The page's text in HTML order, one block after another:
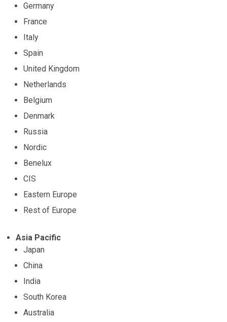
Germany
France
Italy
Spain
United Kingdom
Netherlands
Belgium
Denmark
Russia
Nordic
Benelux
CIS
Eastern Europe
Rest of Europe
Asia Pacific
Japan
China
India
South Korea
Australia